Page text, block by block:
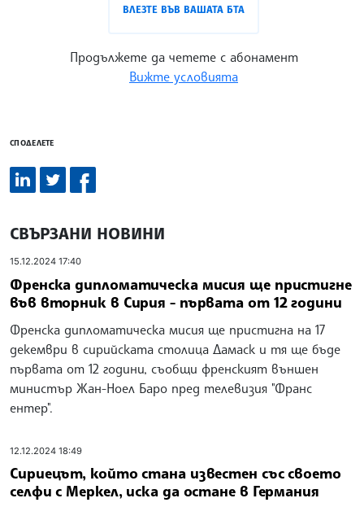
ВЛЕЗТЕ ВЪВ ВАШАТА БТА
Продължете да четете с абонамент
Вижте условията
СПОДЕЛЕТЕ
СВЪРЗАНИ НОВИНИ
15.12.2024 17:40
Френска дипломатическа мисия ще пристигне
във вторник в Сирия - първата от 12 години
Френска дипломатическа мисия ще пристигна на 17
декември в сирийската столица Дамаск и тя ще бъде
първата от 12 години, съобщи френският външен
министър Жан-Ноел Баро пред телевизия "Франс
ентер".
12.12.2024 18:49
Сириецът, който стана известен със своето
селфи с Меркел, иска да остане в Германия